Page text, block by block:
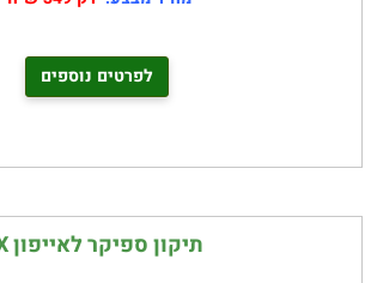
לפרטים נוספים
תיקון ספיקר לאייפון X